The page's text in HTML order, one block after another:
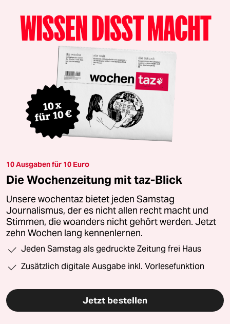
10 Ausgaben für 10 Euro
Die Wochenzeitung mit taz-Blick
Unsere wochentaz bietet jeden Samstag
Journalismus, der es nicht allen recht macht und
Stimmen, die woanders nicht gehört werden. Jetzt
zehn Wochen lang kennenlernen.
Jeden Samstag als gedruckte Zeitung frei Haus
Zusätzlich digitale Ausgabe inkl. Vorlesefunktion
Jetzt bestellen